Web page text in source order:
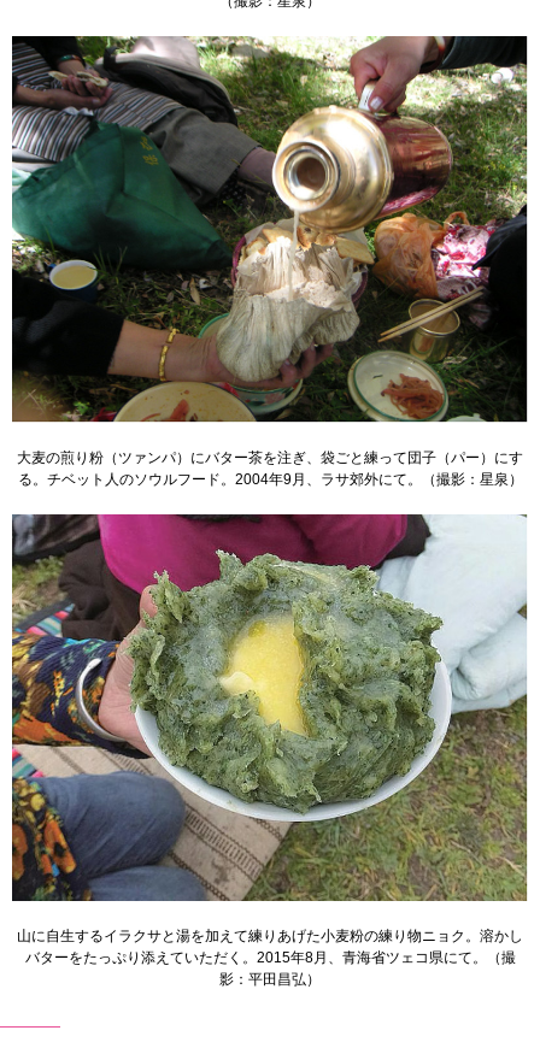
大麦の煎り粉（ツァンパ）にバター茶を注ぎ、袋ごと練って団子（パー）にす
る。チベット人のソウルフード。2004年9月、ラサ郊外にて。（撮影：星泉）
山に自生するイラクサと湯を加えて練りあげた小麦粉の練り物ニョク。溶かし
バターをたっぷり添えていただく。2015年8月、青海省ツェコ県にて。（撮
影：平田昌弘）